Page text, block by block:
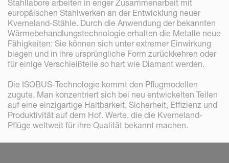
Stahllabore arbeiten in enger Zusammenarbeit mit
europäischen Stahlwerken an der Entwicklung neuer
Kverneland-Stähle. Durch die Anwendung der bekannten
Wärmebehandlungstechnologie erhalten die Metalle neue
Fähigkeiten: Sie können sich unter extremer Einwirkung
biegen und in ihre ursprüngliche Form zurückkehren oder
für einige Verschleißteile so hart wie Diamant werden.
Die ISOBUS-Technologie kommt den Pflugmodellen
zugute. Man konzentriert sich bei neu entwickelten Teilen
auf eine einzigartige Haltbarkeit, Sicherheit, Effizienz und
Produktivität auf dem Hof. Werte, die die Kverneland-
Pflüge weltweit für ihre Qualität bekannt machen.